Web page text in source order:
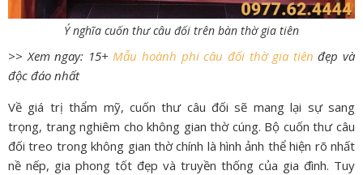
Ý nghĩa cuốn thư câu đối trên bàn thờ gia tiên
>> Xem ngay: 15+Mẫu hoành phi câu đối thờ gia tiên đẹp và
độc đáo nhất
Về giá trị thẩm mỹ, cuốn thư câu đối sẽ mang lại sự sang
trọng, trang nghiêm cho không gian thờ cúng. Bộ cuốn thư câu
đối treo trong không gian thờ chính là hình ảnh thể hiện rõ nhất
nề nếp, gia phong tốt đẹp và truyền thống của gia đình. Tuy